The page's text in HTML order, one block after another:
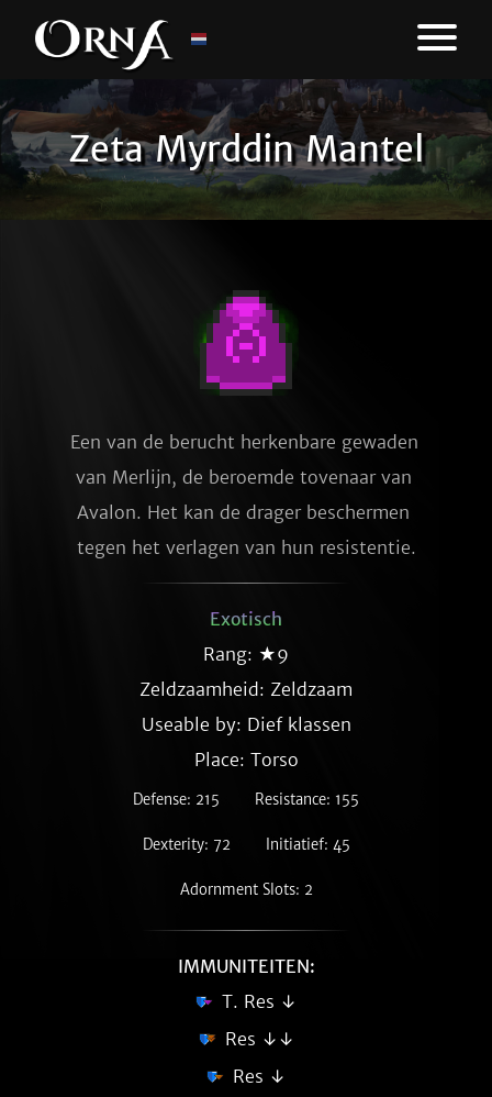
Zeta Myrddin Mantel
Een van de berucht herkenbare gewaden
van Merlijn, de beroemde tovenaar van
Avalon. Het kan de drager beschermen
tegen het verlagen van hun resistentie.
Exotisch
Rang: ★9
Zeldzaamheid: Zeldzaam
Useable by: Dief klassen
Place: Torso
Defense: 215 Resistance: 155
Dexterity: 72 Initiatief: 45
Adornment Slots: 2
IMMUNITEITEN:
T. Res ↓
Res ↓↓
Res ↓